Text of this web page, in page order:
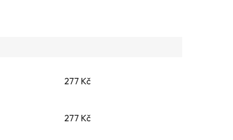
277 Kč
277 Kč